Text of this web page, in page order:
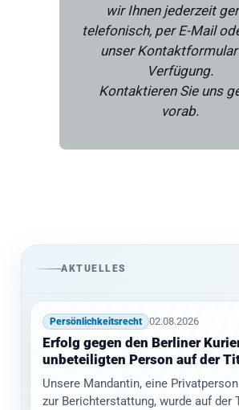
wir Ihnen jederzeit
telefonisch, per E-Mail
unser
Verfügung.
Kontaktieren Sie uns
vorab.
AKTUELLES
Persönlichkeitsrecht 02.08.2026
Erfolg gegen den Berliner
unbeteiligten Person auf der
Unsere Mandantin, eine
zur Berichterstattung, wurde auf der